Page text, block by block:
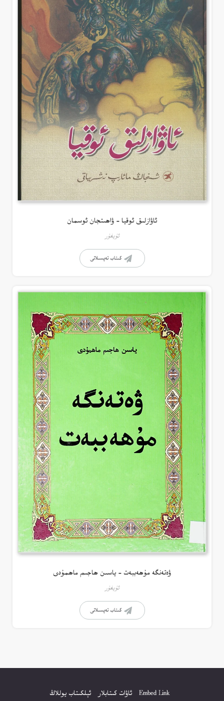
ئاۋازلىق ئوقيا – ۋاھىتجان ئوسمان
ئۇيغۇر
كىتاب تەپسىلاتى
ۋەتەنگە مۇھەببەت – ياسىن ھاجىم ماھمۇدى
ئۇيغۇر
كىتاب تەپسىلاتى
Embed Link ئاۋات كىتابلار ئېلكىتاب يوللاڭ